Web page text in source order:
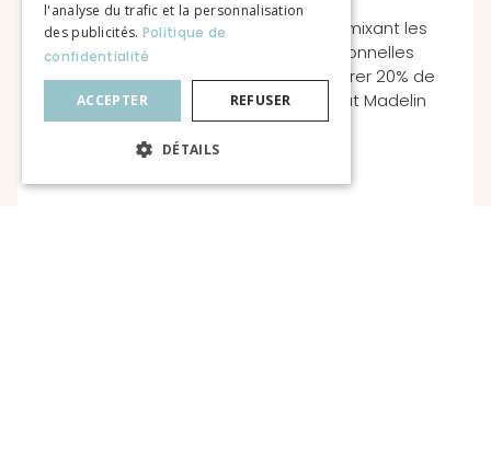
Peu de professionnels le savent : en mixant les
enveloppes professionnelles et personnelles
retraite Madelin, vous pouvez récupérer 20% de
l’épargne constituée sur votre contrat Madelin
ou
l'analyse du trafic et la personnalisation
des publicités. Politique de
confidentialité
ACCEPTER REFUSER
DÉTAILS